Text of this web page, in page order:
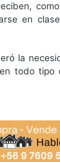
en
la
todo tipo